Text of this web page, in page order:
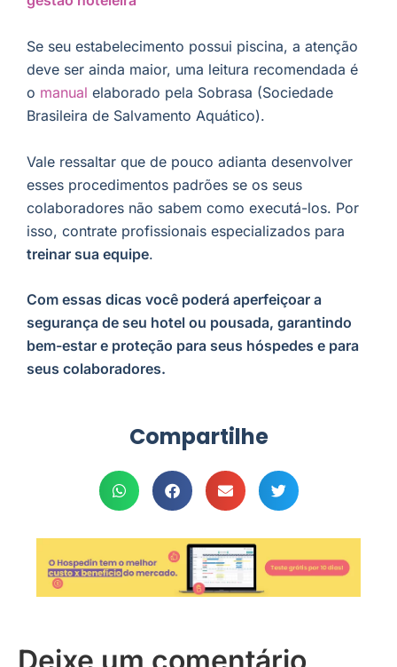
Se seu estabelecimento possui piscina, a atenção
deve ser ainda maior, uma leitura recomendada é
o manual elaborado pela Sobrasa (Sociedade
Brasileira de Salvamento Aquático).
Vale ressaltar que de pouco adianta desenvolver
esses procedimentos padrões se os seus
colaboradores não sabem como executá-los. Por
isso, contrate profissionais especializados para
treinar sua equipe.
Com essas dicas você poderá aperfeiçoar a
segurança de seu hotel ou pousada, garantindo
bem-estar e proteção para seus hóspedes e para
seus colaboradores.
Compartilhe